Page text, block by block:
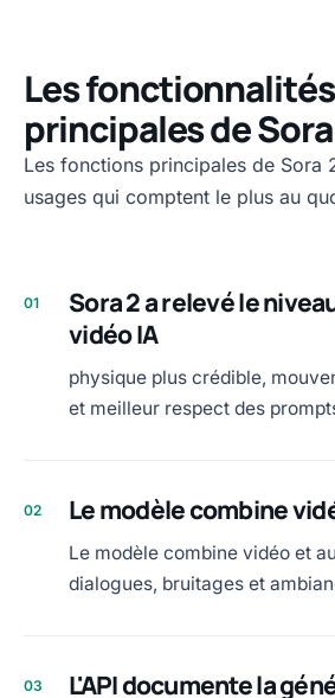
Les fonctionnalités
principales de
Les fonctions principales de Sora
usages qui comptent le plus au
01
Sora 2 a relevé le
vidéo IA
physique plus crédible,
et meilleur respect des
02 Le modèle combine
Le modèle combine vidéo et
dialogues, bruitages et
03 L'API documente la